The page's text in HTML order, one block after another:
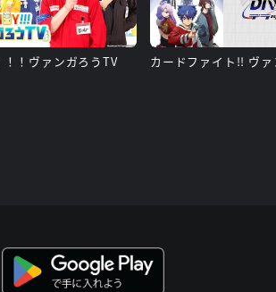
！！ヴァンガろうTV